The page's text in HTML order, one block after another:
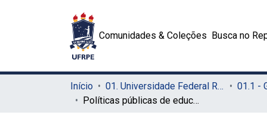
Comunidades & Coleções Busca no
Início 01. Universidade Federal Rural de Pernambuco - UFRPE (Sede)
01.1 -
Políticas públicas de educação e o direito de brincar das crianças nos anos iniciais do Ensino Fundamental: um estudo de caso numa escola pública do município de Camaragibe - PE